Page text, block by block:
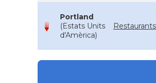
Portland
(Estats Units
d'Amèrica)
Restaurants